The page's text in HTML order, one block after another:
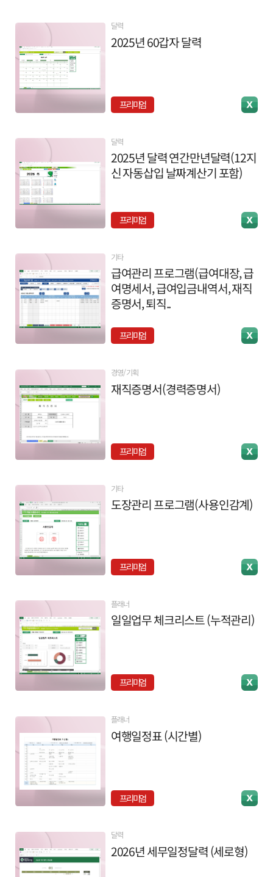
달력
2025년 60갑자 달력
프리미엄
달력
2025년 달력 연간만년달력(12지
신 자동삽입 날짜계산기 포함)
프리미엄
기타
급여관리 프로그램(급여대장, 급
여명세서, 급여입금내역서, 재직
증명서, 퇴직..
프리미엄
경영/기획
재직증명서(경력증명서)
프리미엄
기타
도장관리 프로그램(사용인감계)
프리미엄
플래너
일일업무 체크리스트 (누적관리)
프리미엄
플래너
여행일정표 (시간별)
프리미엄
달력
2026년 세무일정달력 (세로형)